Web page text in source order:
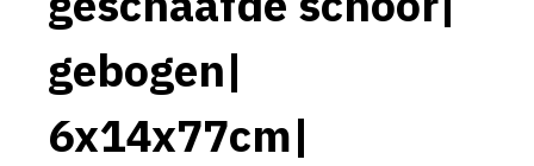
gebogen|
6x14x77cm|